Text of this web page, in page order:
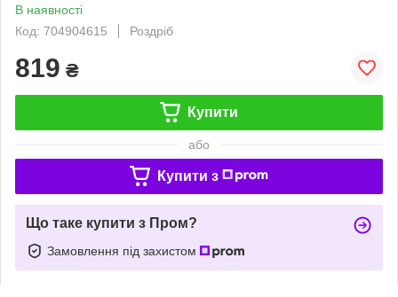
В наявності
Код: 704904615
Роздріб
819 ₴
Купити
або
Купити з
Що таке купити з Пром?
Замовлення під захистом